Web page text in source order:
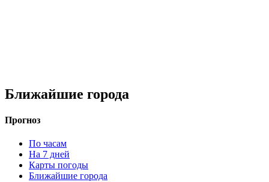
Ближайшие города
Прогноз
По часам
На 7 дней
Карты погоды
Ближайшие города